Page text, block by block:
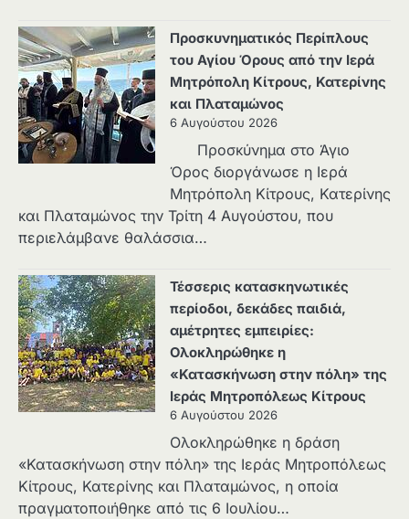
Προσκυνηματικός Περίπλους
του Αγίου Όρους από την Ιερά
Μητρόπολη Κίτρους, Κατερίνης
και Πλαταμώνος
6 Αυγούστου 2026
Προσκύνημα στο Άγιο
Όρος διοργάνωσε η Ιερά
Μητρόπολη Κίτρους, Κατερίνης
και Πλαταμώνος την Τρίτη 4 Αυγούστου, που
περιελάμβανε θαλάσσια…
Τέσσερις κατασκηνωτικές
περίοδοι, δεκάδες παιδιά,
αμέτρητες εμπειρίες:
Ολοκληρώθηκε η
«Κατασκήνωση στην πόλη» της
Ιεράς Μητροπόλεως Κίτρους
6 Αυγούστου 2026
Ολοκληρώθηκε η δράση
«Κατασκήνωση στην πόλη» της Ιεράς Μητροπόλεως
Κίτρους, Κατερίνης και Πλαταμώνος, η οποία
πραγματοποιήθηκε από τις 6 Ιουλίου…